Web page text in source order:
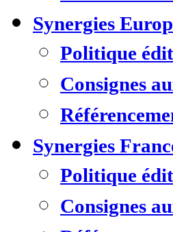
Synergies
Politique
Consignes
Synergies
Politique
Consignes